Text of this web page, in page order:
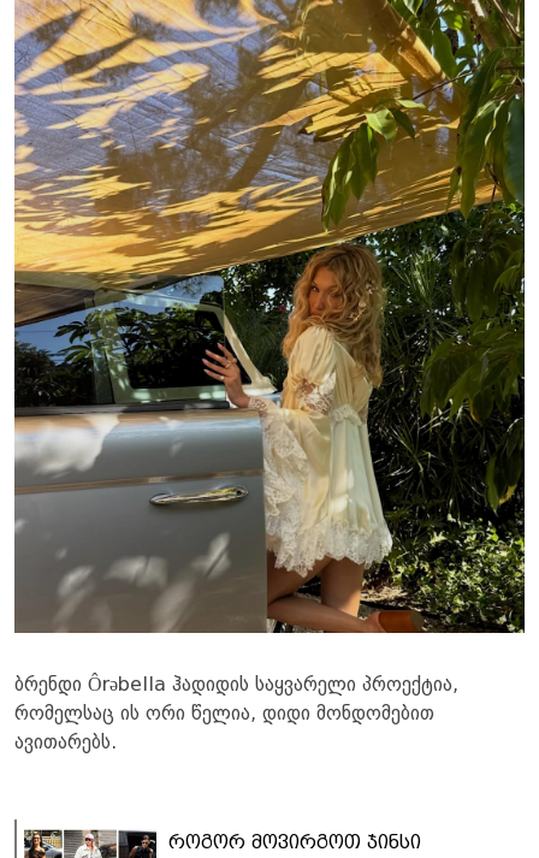
ბრენდი Ôrəbella ჰადიდის საყვარელი პროექტია,
რომელსაც ის ორი წელია, დიდი მონდომებით
ავითარებს.
​როგორ მოვირგოთ ჯინსი